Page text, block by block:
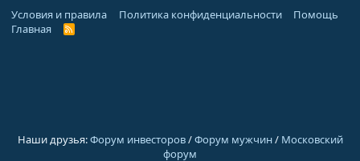
Условия и правила
Политика конфиденциальности
Помощь
Главная
R
Наши друзья:Форум инвесторов/Форум мужчин/ Московский
форум